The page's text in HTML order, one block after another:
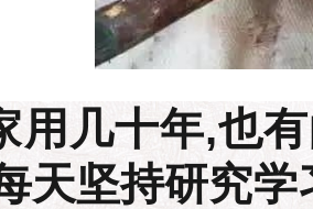
用几十年,也
天坚持研究